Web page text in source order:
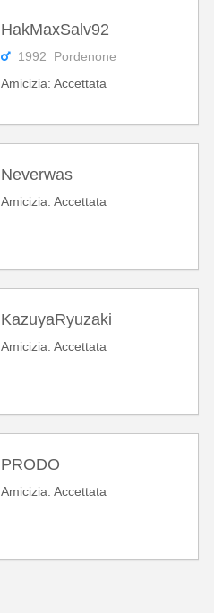
HakMaxSalv92
1992 Pordenone
Amicizia: Accettata
Neverwas
Amicizia: Accettata
KazuyaRyuzaki
Amicizia: Accettata
PRODO
Amicizia: Accettata